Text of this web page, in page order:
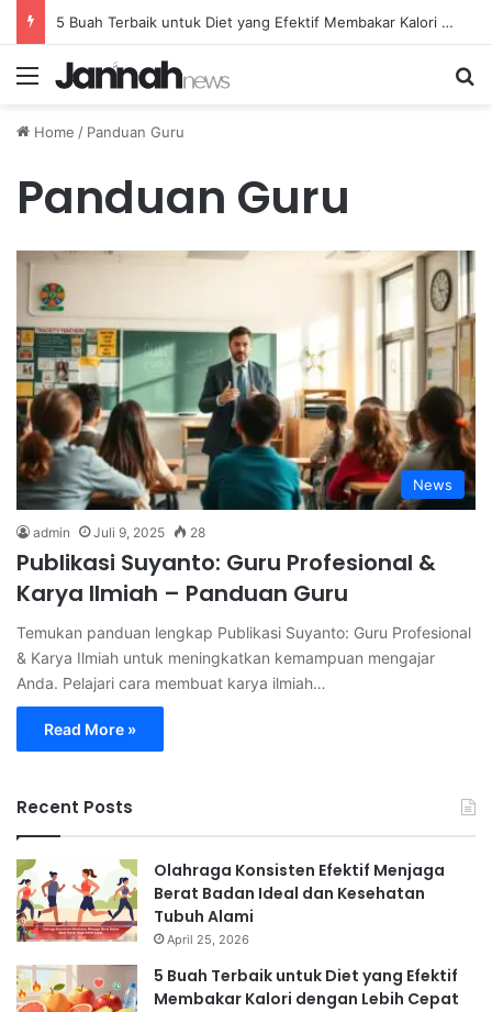
5 Buah Terbaik untuk Diet yang Efektif Membakar Kalori dengan Lebih Cepat
Menu
Home / Panduan Guru
Panduan Guru
News
admin Juli 9, 2025 28
Publikasi Suyanto: Guru Profesional &
Karya Ilmiah – Panduan Guru
Temukan panduan lengkap Publikasi Suyanto: Guru Profesional
& Karya Ilmiah untuk meningkatkan kemampuan mengajar
Anda. Pelajari cara membuat karya ilmiah…
Read More »
Recent Posts
Olahraga Konsisten Efektif Menjaga
Berat Badan Ideal dan Kesehatan
Tubuh Alami
April 25, 2026
5 Buah Terbaik untuk Diet yang Efektif
Membakar Kalori dengan Lebih Cepat